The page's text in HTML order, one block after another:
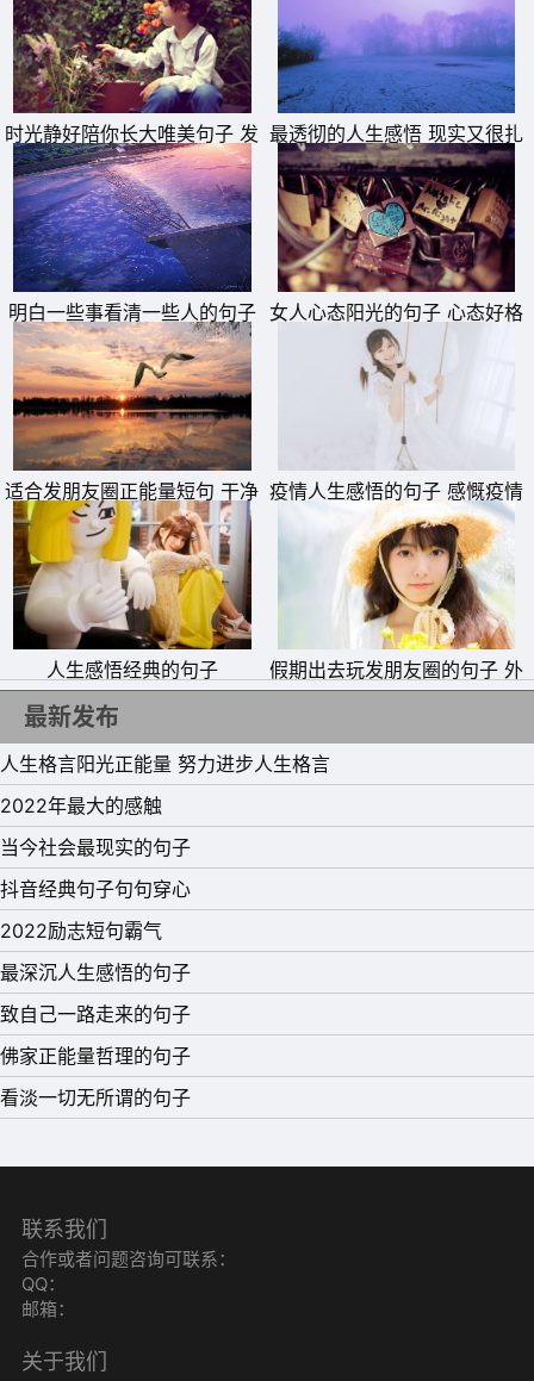
时光静好陪你长大唯美句子 发
朋友圈晒女儿的精美句子
最透彻的人生感悟 现实又很扎
心的句子
明白一些事看清一些人的句子
女人心态阳光的句子 心态好格
局大的句子
适合发朋友圈正能量短句 干净
励志短句
疫情人生感悟的句子 感慨疫情
的说说
人生感悟经典的句子
假期出去玩发朋友圈的句子 外
出散心的文艺说说
最新发布
人生格言阳光正能量 努力进步人生格言
2022年最大的感触
当今社会最现实的句子
抖音经典句子句句穿心
2022励志短句霸气
最深沉人生感悟的句子
致自己一路走来的句子
佛家正能量哲理的句子
看淡一切无所谓的句子
联系我们
合作或者问题咨询可联系：
QQ：
邮箱：
关于我们